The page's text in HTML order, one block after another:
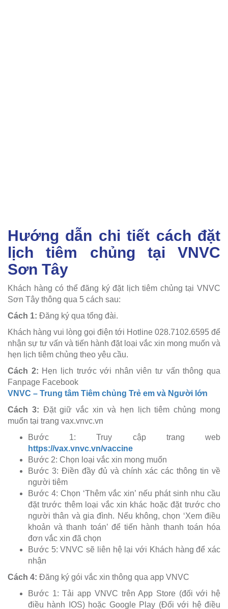
Hướng dẫn chi tiết cách đặt
lịch tiêm chủng tại VNVC
Sơn Tây
Khách hàng có thể đăng ký đặt lịch tiêm chủng tại VNVC
Sơn Tây thông qua 5 cách sau:
Cách 1: Đăng ký qua tổng đài.
Khách hàng vui lòng gọi điện tới Hotline 028.7102.6595 để
nhận sự tư vấn và tiến hành đặt loại vắc xin mong muốn và
hẹn lịch tiêm chủng theo yêu cầu.
Cách 2: Hẹn lịch trước với nhân viên tư vấn thông qua
Fanpage Facebook
VNVC – Trung tâm Tiêm chủng Trẻ em và Người lớn
Cách 3: Đặt giữ vắc xin và hẹn lịch tiêm chủng mong
muốn tại trang vax.vnvc.vn
Bước 1: Truy cập trang web
https://vax.vnvc.vn/vaccine
Bước 2: Chọn loại vắc xin mong muốn
Bước 3: Điền đầy đủ và chính xác các thông tin về
người tiêm
Bước 4: Chọn ‘Thêm vắc xin’ nếu phát sinh nhu cầu
đặt trước thêm loại vắc xin khác hoặc đặt trước cho
người thân và gia đình. Nếu không, chọn ‘Xem điều
khoản và thanh toán’ để tiến hành thanh toán hóa
đơn vắc xin đã chọn
Bước 5: VNVC sẽ liên hệ lại với Khách hàng để xác
nhận
Cách 4: Đăng ký gói vắc xin thông qua app VNVC
Bước 1: Tải app VNVC trên App Store (đối với hệ
điều hành IOS) hoặc Google Play (Đối với hệ điều